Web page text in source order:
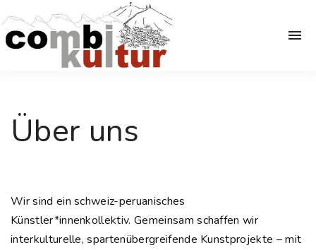
k
Über uns
Wir sind ein schweiz-peruanisches
Künstler*innenkollektiv. Gemeinsam schaffen wir
interkulturelle, spartenübergreifende Kunstprojekte – mit